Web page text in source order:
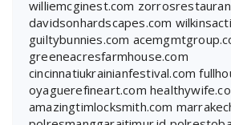
williemcginest.com
davidsonhardscapes.com
guiltybunnies.com
greeneacresfarmhouse.com
cincinnatiukrainianfestival.com
oyaguerefineart.com
amazingtimlocksmith.com